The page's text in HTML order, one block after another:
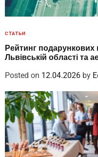
СТАТЬИ
Рейтинг подарункових
Львівській області та
Posted on 12.04.2026 by